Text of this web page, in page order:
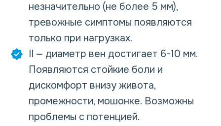
незначительно (не более 5 мм),
тревожные симптомы появляются
только при нагрузках.
II — диаметр вен достигает 6-10 мм.
Появляются стойкие боли и
дискомфорт внизу живота,
промежности, мошонке. Возможны
проблемы с потенцией.